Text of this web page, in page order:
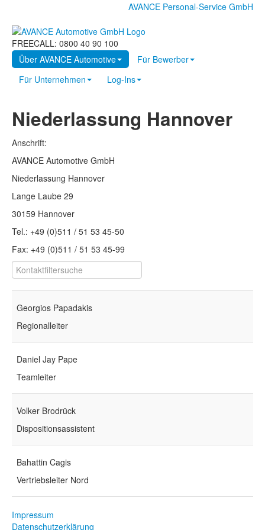
AVANCE Personal-Service GmbH
FREECALL: 0800 40 90 100
Über AVANCE Automotive
Für Bewerber
Für Unternehmen
Log-Ins
Niederlassung Hannover
Anschrift:
AVANCE Automotive GmbH
Niederlassung Hannover
Lange Laube 29
30159 Hannover
Tel.: +49 (0)511 / 51 53 45-50
Fax: +49 (0)511 / 51 53 45-99
Versteckt Filterfeld
Georgios Papadakis
Regionalleiter
Daniel Jay Pape
Teamleiter
Volker Brodrück
Dispositionsassistent
Bahattin Cagis
Vertriebsleiter Nord
Impressum
Datenschutzerklärung